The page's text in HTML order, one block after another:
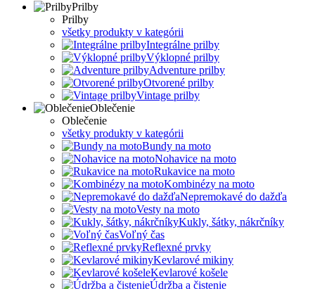
Prilby
Prilby
všetky produkty v kategórii
Integrálne prilby
Výklopné prilby
Adventure prilby
Otvorené prilby
Vintage prilby
Oblečenie
Oblečenie
všetky produkty v kategórii
Bundy na moto
Nohavice na moto
Rukavice na moto
Kombinézy na moto
Nepremokavé do dažďa
Vesty na moto
Kukly, šátky, nákrčníky
Voľný čas
Reflexné prvky
Kevlarové mikiny
Kevlarové košele
Údržba a čistenie